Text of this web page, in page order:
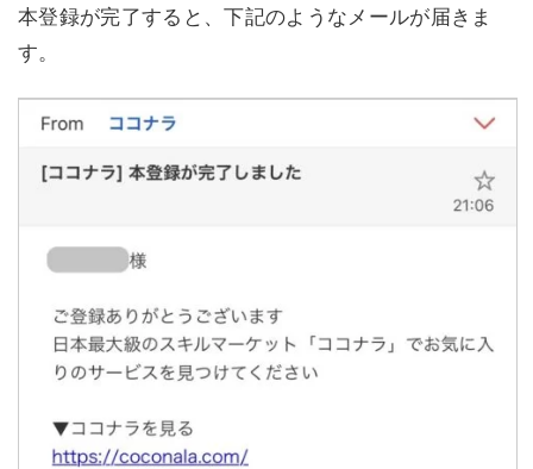
本登録が完了すると、下記のようなメールが届きま
す。